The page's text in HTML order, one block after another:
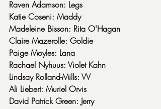
Raven Adamson: Legs
Katie Coseni: Maddy
Madeleine Bisson: Rita O'Hagan
Claire Mazerolle: Goldie
Paige Moyles: Lana
Rachael Nyhuus: Violet Kahn
Lindsay Rolland-Mills: VV
Ali Liebert: Muriel Orvis
David Patrick Green: Jerry